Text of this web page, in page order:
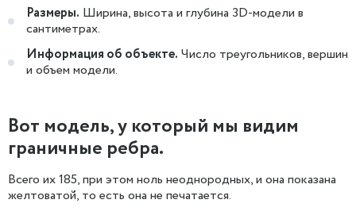
Размеры. Ширина, высота и глубина 3D-модели в
сантиметрах.
Информация об объекте. Число треугольников, вершин
и объем модели.
Вот модель, у который мы видим
граничные ребра.
Всего их 185, при этом ноль неоднородных, и она показана
желтоватой, то есть она не печатается.